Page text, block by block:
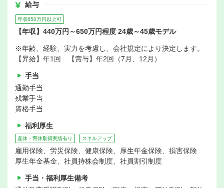
給与
年収650万円以上可
【年収】440万円～650万円程度 24歳～45歳モデル
※年齢、経験、実力を考慮し、会社規定により決定します。
【昇給】年1回 【賞与】年2回（7月、12月）
手当
通勤手当
残業手当
資格手当
福利厚生
産休・育休取得実績有り スキルアップ
雇用保険、労災保険、健康保険、厚生年金保険、損害保険
厚生年金基金、社員持株会制度、社員割引制度
手当・福利厚生備考